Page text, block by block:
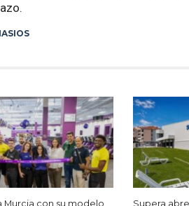
Murcia con su modelo
Supera